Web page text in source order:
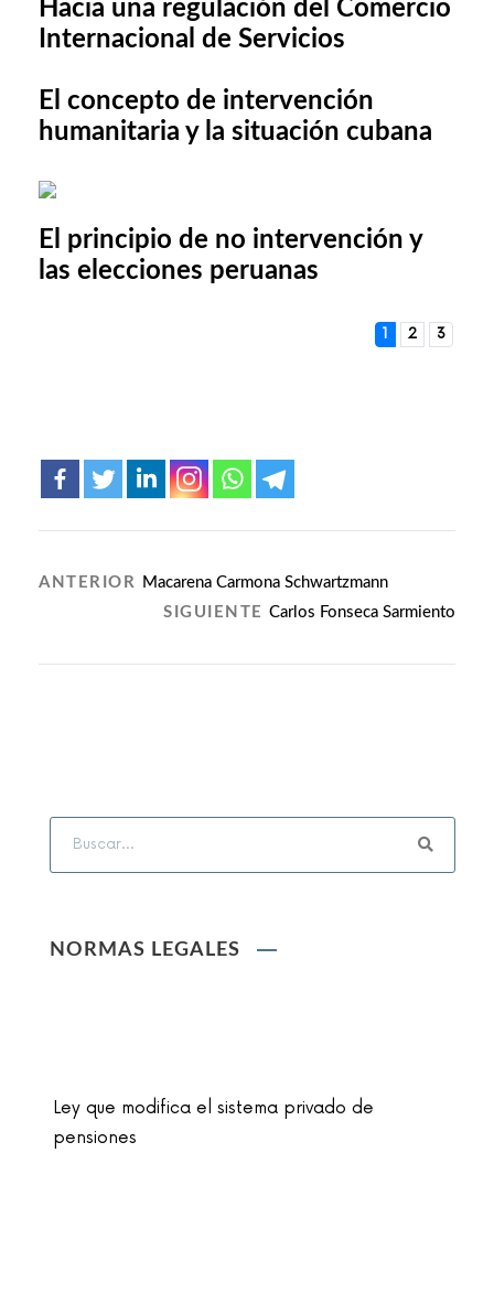
Hacia una regulación del Comercio
Internacional de Servicios
El concepto de intervención
humanitaria y la situación cubana
El principio de no intervención y
las elecciones peruanas
1 2 3
ANTERIOR
Macarena Carmona Schwartzmann
SIGUIENTE Carlos Fonseca Sarmiento
NORMAS LEGALES
Ley que modifica el sistema privado de
pensiones